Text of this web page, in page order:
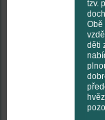
tzv.
Obě
děti